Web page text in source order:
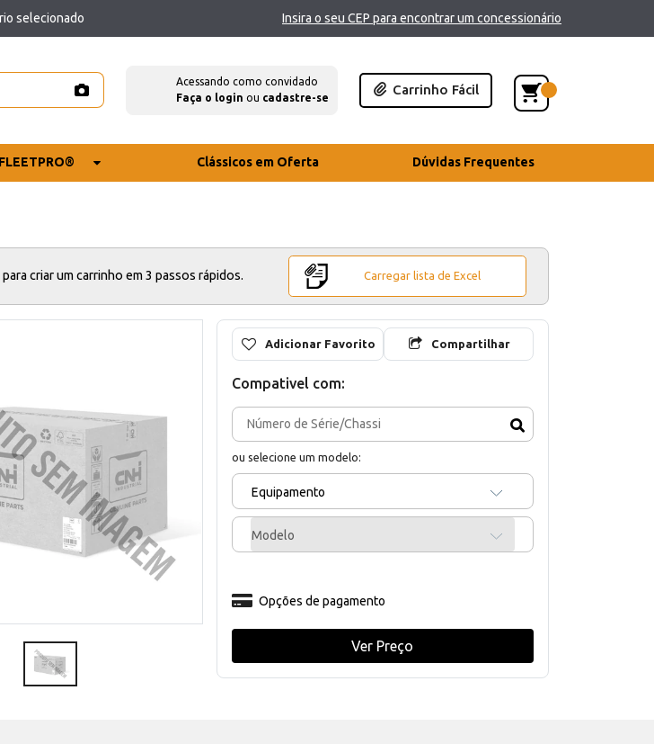
selecionado Insira o seu CEP para encontrar um concessionário
Acessando como convidado
Faça o login ou cadastre-se
Carrinho Fácil
FLEETPRO® Clássicos em Oferta Dúvidas Frequentes
criar um carrinho em 3 passos rápidos. Carregar lista de Excel
Adicionar Favorito Compartilhar
Compativel com:
ou selecione um modelo:
Equipamento
Modelo
Opções de pagamento
Ver Preço